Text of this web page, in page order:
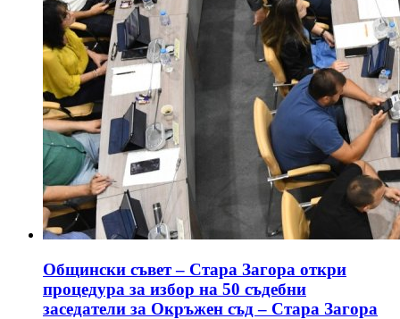
Общински съвет – Стара Загора откри
процедура за избор на 50 съдебни
заседатели за Окръжен съд – Стара Загора